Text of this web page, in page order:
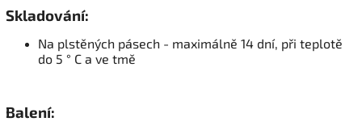
Skladování:
Na plstěných pásech - maximálně 14 dní, při teplotě
do 5 ° C a ve tmě
Balení: